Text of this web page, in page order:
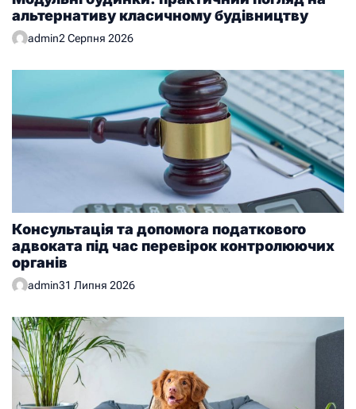
альтернативу класичному будівництву
admin2 Серпня 2026
Консультація та допомога податкового
адвоката під час перевірок контролюючих
органів
admin31 Липня 2026